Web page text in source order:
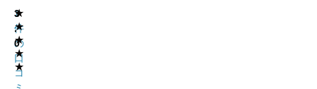
★
★
★
★
★
3
.
0
1
件
の
口
コ